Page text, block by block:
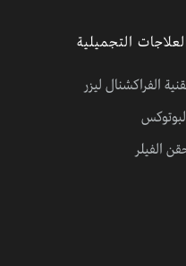
التجميلية
الفراكشنال ليزر
الفيلر